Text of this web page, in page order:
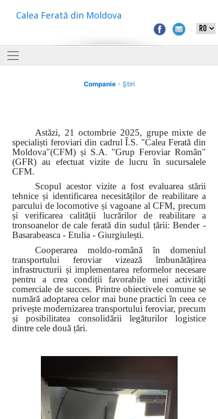
Calea Ferată din Moldova
Companie- Știri
Astăzi, 21 octombrie 2025, grupe mixte de
specialiști feroviari din cadrul Î.S. "Calea Ferată din
Moldova"(CFM) și S.A. "Grup Feroviar Român"
(GFR) au efectuat vizite de lucru în sucursalele
CFM.
Scopul acestor vizite a fost evaluarea stării
tehnice și identificarea necesităților de reabilitare a
parcului de locomotive și vagoane al CFM, precum
și verificarea calității lucrărilor de reabilitare a
tronsoanelor de cale ferată din sudul țării: Bender -
Basarabeasca - Etulia - Giurgiulești.
Cooperarea moldo-română în domeniul
transportului feroviar vizează îmbunătățirea
infrastructurii și implementarea reformelor necesare
pentru a crea condiții favorabile unei activități
comerciale de succes. Printre obiectivele comune se
numără adoptarea celor mai bune practici în ceea ce
privește modernizarea transportului feroviar, precum
și posibilitatea consolidării legăturilor logistice
dintre cele două țări.